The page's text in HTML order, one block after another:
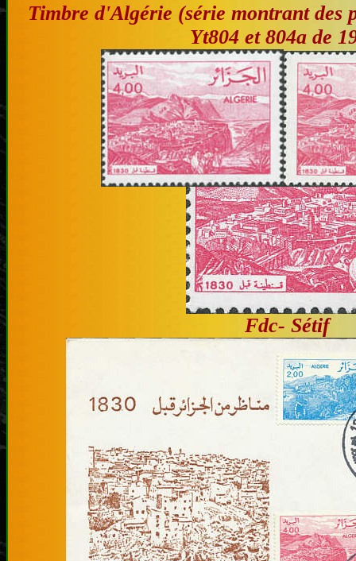
Timbre d'Algérie (série montrant des
Yt804 et 804a de
Fdc- Sétif